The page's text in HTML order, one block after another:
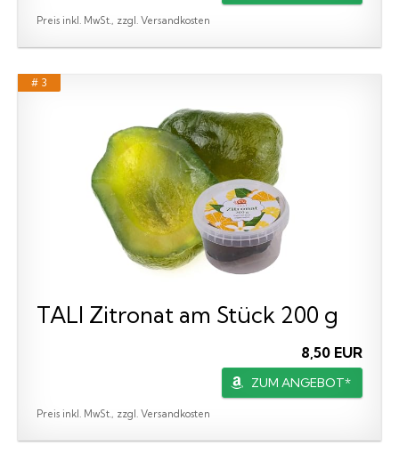
Preis inkl. MwSt., zzgl. Versandkosten
# 3
TALI Zitronat am Stück 200 g
8,50 EUR
ZUM ANGEBOT*
Preis inkl. MwSt., zzgl. Versandkosten